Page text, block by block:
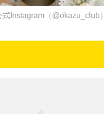
Instagram（@okazu_club）